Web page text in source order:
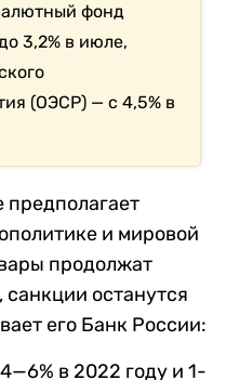
фонд
3,2% в июле,
(ОЭСР) — с 4,5% в
предполагает
и мировой
продолжат
санкции останутся
его Банк России:
в 2022 году и 1-